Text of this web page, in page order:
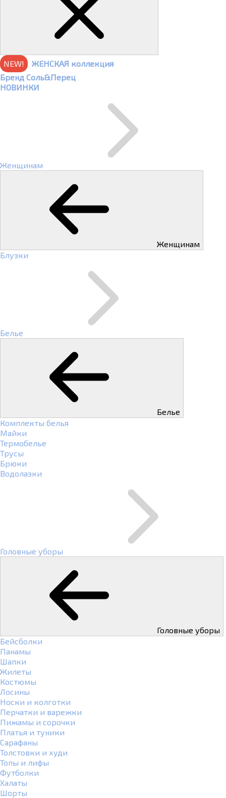
NEW!
ЖЕНСКАЯ коллекция
Бренд Соль&Перец
НОВИНКИ
Женщинам
Женщинам
Блузки
Белье
Белье
Комплекты белья
Майки
Термобелье
Трусы
Брюки
Водолазки
Головные уборы
Головные уборы
Бейсболки
Панамы
Шапки
Жилеты
Костюмы
Лосины
Носки и колготки
Перчатки и варежки
Пижамы и сорочки
Платья и туники
Сарафаны
Толстовки и худи
Топы и лифы
Футболки
Халаты
Шорты